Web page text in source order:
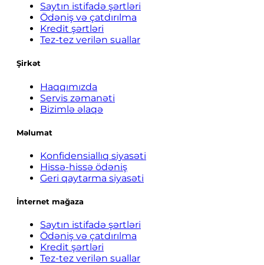
Saytın istifadə şərtləri
Ödəniş və çatdırılma
Kredit şərtləri
Tez-tez verilən suallar
Şirkət
Haqqımızda
Servis zəmanəti
Bizimlə əlaqə
Məlumat
Konfidensiallıq siyasəti
Hissə-hissə ödəniş
Geri qaytarma siyasəti
İnternet mağaza
Saytın istifadə şərtləri
Ödəniş və çatdırılma
Kredit şərtləri
Tez-tez verilən suallar